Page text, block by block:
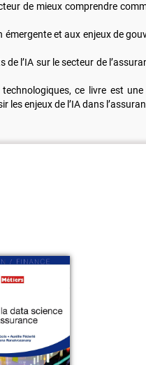
de mieux comprendre
et aux enjeux de
l’IA sur le secteur de
ce livre est
enjeux de l’IA dans